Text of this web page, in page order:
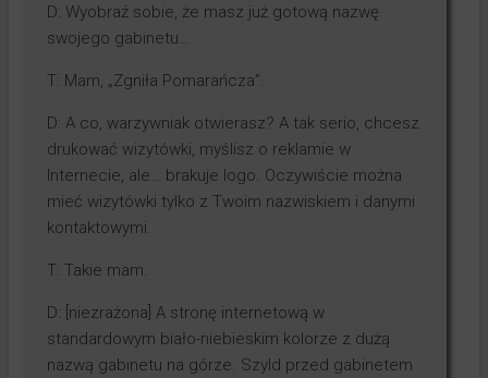
D: Wyobraź sobie, że masz już gotową nazwę
swojego gabinetu…
T: Mam, „Zgniła Pomarańcza”.
D: A co, warzywniak otwierasz? A tak serio, chcesz
drukować wizytówki, myślisz o reklamie w
Internecie, ale… brakuje logo. Oczywiście można
mieć wizytówki tylko z Twoim nazwiskiem i danymi
kontaktowymi.
T: Takie mam.
D: [niezrażona] A stronę internetową w
standardowym biało-niebieskim kolorze z dużą
nazwą gabinetu na górze. Szyld przed gabinetem